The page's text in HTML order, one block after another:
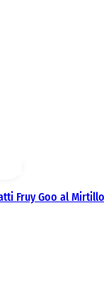
Fruy Goo al Mirtillo